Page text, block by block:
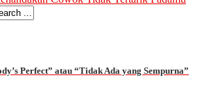
Perfect” atau “Tidak Ada yang Sempurna”